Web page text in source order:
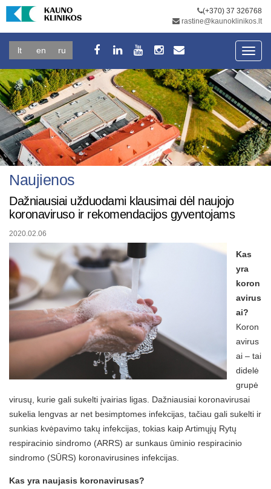
(+370) 37 326768
rastine@kaunoklinikos.lt
lt en ru
Naujienos
Dažniausiai užduodami klausimai dėl naujojo
koronaviruso ir rekomendacijos gyventojams
2020.02.06
Kas
yra
koron
avirus
ai?
Koron
avirus
ai – tai
didelė
grupė
virusų, kurie gali sukelti įvairias ligas. Dažniausiai koronavirusai
sukelia lengvas ar net besimptomes infekcijas, tačiau gali sukelti ir
sunkias kvėpavimo takų infekcijas, tokias kaip Artimųjų Rytų
respiracinio sindromo (ARRS) ar sunkaus ūminio respiracinio
sindromo (SŪRS) koronavirusines infekcijas.
Kas yra naujasis koronavirusas?